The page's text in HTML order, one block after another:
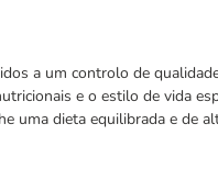
a um controlo de
e o estilo de vida
uma dieta equilibrada e de